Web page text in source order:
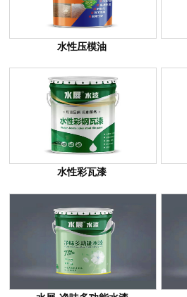
水性压模油
水性彩瓦漆